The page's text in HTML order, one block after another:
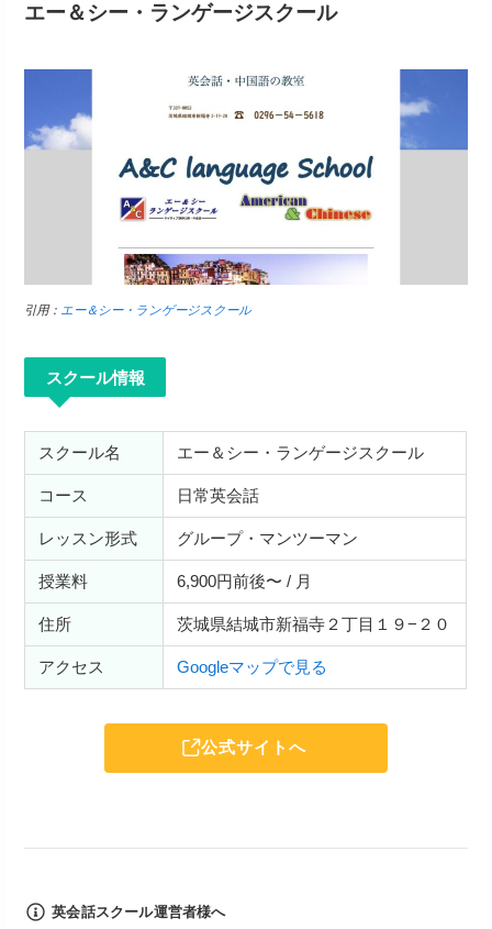
エー＆シー・ランゲージスクール
引用： エー＆シー・ランゲージスクール
スクール情報
スクール名 エー＆シー・ランゲージスクール
コース 日常英会話
レッスン形式 グループ・マンツーマン
授業料 6,900円前後〜 / 月
住所 茨城県結城市新福寺２丁目１９−２０
アクセス Googleマップで見る
公式サイトへ
英会話スクール運営者様へ